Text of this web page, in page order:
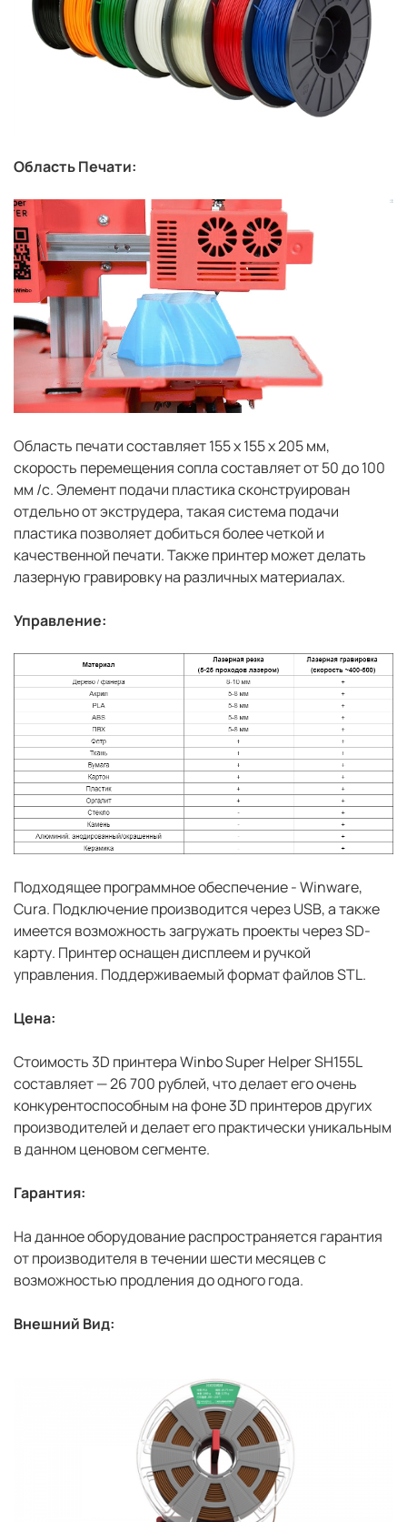
Область Печати:
Область печати составляет 155 х 155 х 205 мм,
скорость перемещения сопла составляет от 50 до 100
мм /с. Элемент подачи пластика сконструирован
отдельно от экструдера, такая система подачи
пластика позволяет добиться более четкой и
качественной печати. Также принтер может делать
лазерную гравировку на различных материалах.
Управление:
Подходящее программное обеспечение - Winware,
Cura. Подключение производится через USB, а также
имеется возможность загружать проекты через SD-
карту. Принтер оснащен дисплеем и ручкой
управления. Поддерживаемый формат файлов STL.
Цена:
Стоимость 3D принтера Winbo Super Helper SH155L
составляет — 26 700 рублей, что делает его очень
конкурентоспособным на фоне 3D принтеров других
производителей и делает его практически уникальным
в данном ценовом сегменте.
Гарантия:
На данное оборудование распространяется гарантия
от производителя в течении шести месяцев с
возможностью продления до одного года.
Внешний Вид: